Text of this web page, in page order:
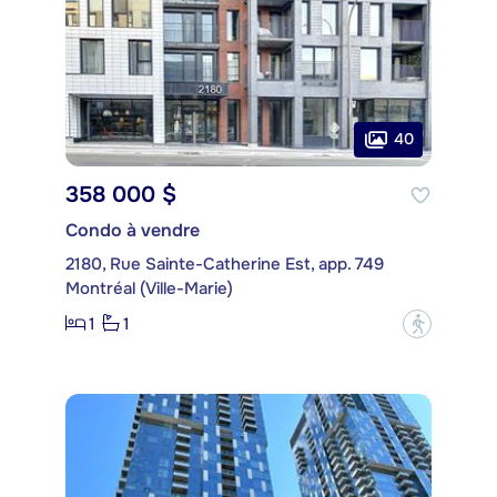
40
358 000 $
Condo à vendre
2180, Rue Sainte-Catherine Est, app. 749
Montréal (Ville-Marie)
1
1 ?